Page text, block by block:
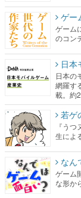
日本
日本の
網羅す
若ゲ
『うつ
生によ
なん
ゲー
な形か
ゲー
「経験
源や用